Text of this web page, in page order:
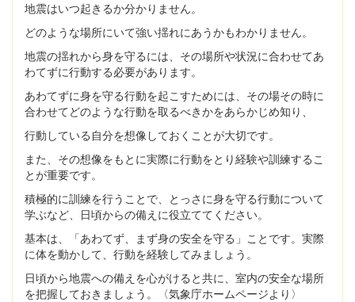
地震はいつ起きるか分かりません。
どのような場所にいて強い揺れにあうかもわかりません。
地震の揺れから身を守るには、その場所や状況に合わせてあ
わてずに行動する必要があります。
あわてずに身を守る行動を起こすためには、その場その時に
合わせてどのような行動を取るべきかをあらかじめ知り、
行動している自分を想像しておくことが大切です。
また、その想像をもとに実際に行動をとり経験や訓練するこ
とが重要です。
積極的に訓練を行うことで、とっさに身を守る行動について
学ぶなど、日頃からの備えに役立ててください。
基本は、「あわてず、まず身の安全を守る」ことです。実際
に体を動かして、行動を経験してみましょう。
日頃から地震への備えを心がけると共に、室内の安全な場所
を把握しておきましょう。〈気象庁ホームページより〉